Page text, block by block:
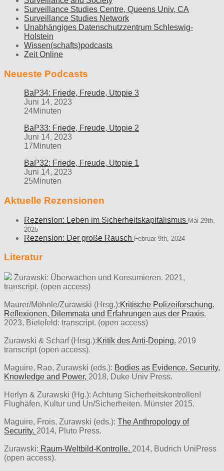
Surveillance Studies Centre, Queens Univ, CA
Surveillance Studies Network
Unabhängiges Datenschutzzentrum Schleswig-
Holstein
Wissen(schafts)podcasts
Zeit Online
Neueste Podcasts
BaP34: Friede, Freude, Utopie 3
Juni 14, 2023
24Minuten
BaP33: Friede, Freude, Utopie 2
Juni 14, 2023
17Minuten
BaP32: Friede, Freude, Utopie 1
Juni 14, 2023
25Minuten
Aktuelle Rezensionen
Rezension: Leben im Sicherheitskapitalismus Mai 29th,
2025
Rezension: Der große Rausch Februar 9th, 2024
Literatur
Zurawski: Überwachen und Konsumieren. 2021,
transcript. (open access)
Maurer/Möhnle/Zurawski (Hrsg.):Kritische Polizeiforschung.
Reflexionen, Dilemmata und Erfahrungen aus der Praxis.
2023, Bielefeld: transcript. (open access)
Zurawski & Scharf (Hrsg.):Kritik des Anti-Doping. 2019
transcript (open access).
Maguire, Rao, Zurawski (eds.): Bodies as Evidence. Security,
Knowledge and Power, 2018, Duke Univ Press.
Herlyn & Zurawski (Hg.): Achtung Sicherheitskontrollen!
Flughäfen, Kultur und Un/Sicherheiten. Münster 2015.
Maguire, Frois, Zurawski (eds.): The Anthropology of
Security. 2014, Pluto Press.
Zurawski: Raum-Weltbild-Kontrolle. 2014, Budrich UniPress
(open access).